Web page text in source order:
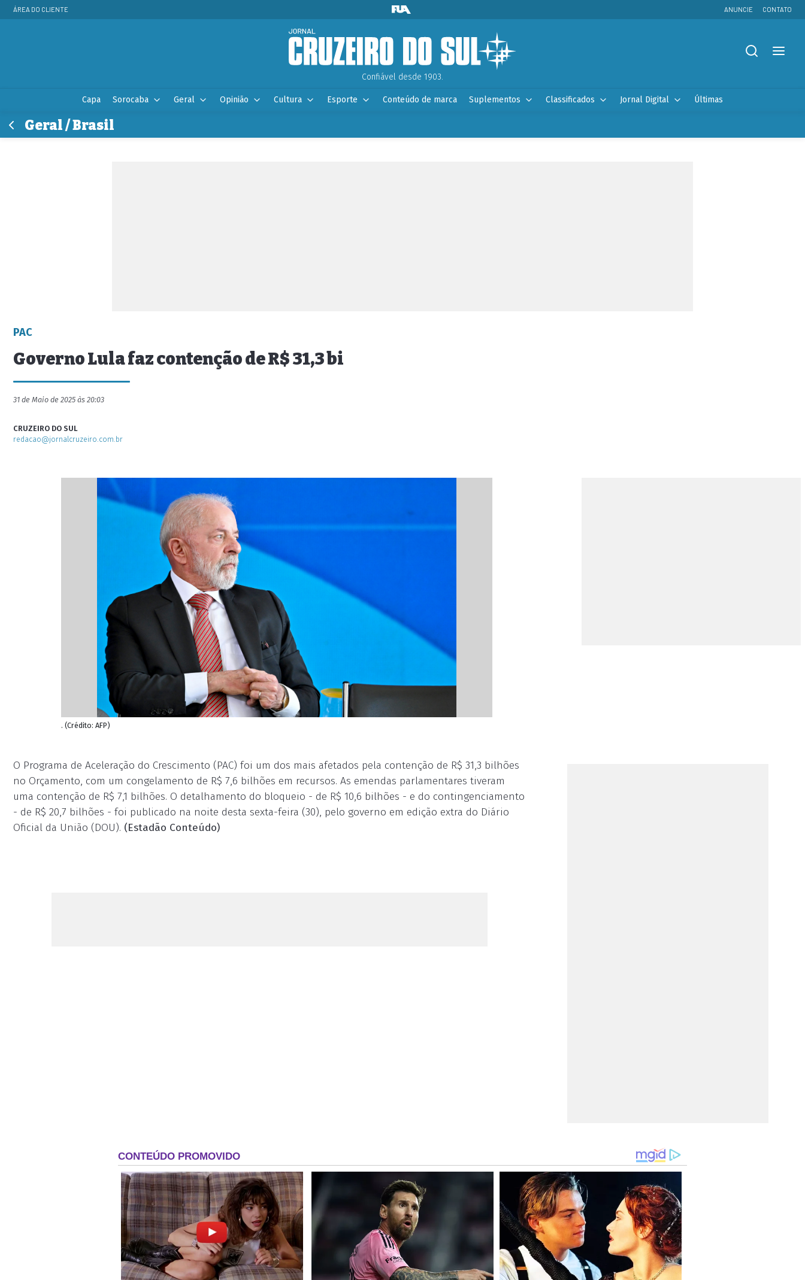
ÁREA DO CLIENTE ANUNCIE CONTATO
Confiável desde 1903.
Capa Sorocaba Geral Opinião Cultura Esporte Conteúdo de marca Suplementos Classificados Jornal Digital Últimas
Geral / Brasil
PAC
Governo Lula faz contenção de R$ 31,3 bi
31 de Maio de 2025 às 20:03
CRUZEIRO DO SUL
redacao@jornalcruzeiro.com.br
. (Crédito: AFP)
O Programa de Aceleração do Crescimento (PAC) foi um dos mais afetados pela contenção de R$ 31,3 bilhões
no Orçamento, com um congelamento de R$ 7,6 bilhões em recursos. As emendas parlamentares tiveram
uma contenção de R$ 7,1 bilhões. O detalhamento do bloqueio - de R$ 10,6 bilhões - e do contingenciamento
- de R$ 20,7 bilhões - foi publicado na noite desta sexta-feira (30), pelo governo em edição extra do Diário
Oficial da União (DOU). (Estadão Conteúdo)